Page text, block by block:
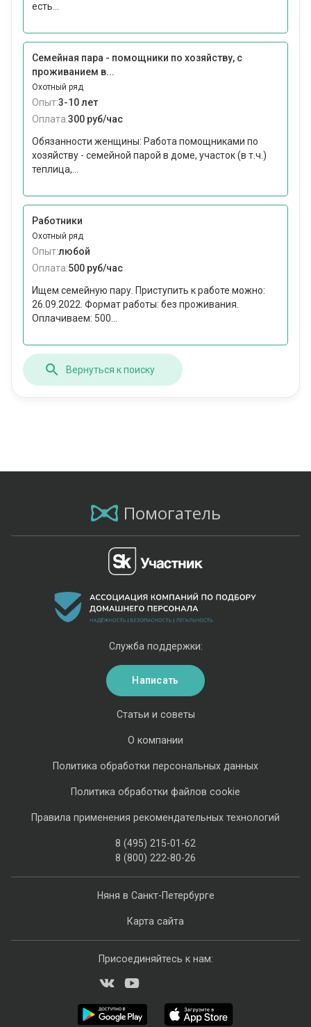
есть...
Семейная пара - помощники по хозяйству, с
проживанием в...
Охотный ряд
Опыт:3-10 лет
Оплата:300 руб/час
Обязанности женщины: Работа помощниками по
хозяйству - семейной парой в доме, участок (в т.ч.)
теплица,...
Работники
Охотный ряд
Опыт:любой
Оплата:500 руб/час
Ищем семейную пару. Приступить к работе можно:
26.09.2022. Формат работы: без проживания.
Оплачиваем: 500...
Вернуться к поиску
Помогатель
Няня в Санкт-Петербурге
Карта сайта
Статьи и советы
О компании
Политика обработки персональных данных
Политика обработки файлов cookie
Правила применения рекомендательных технологий
8 (495) 215-01-62
8 (800) 222-80-26
Служба поддержки:
Написать
Присоединяйтесь к нам: